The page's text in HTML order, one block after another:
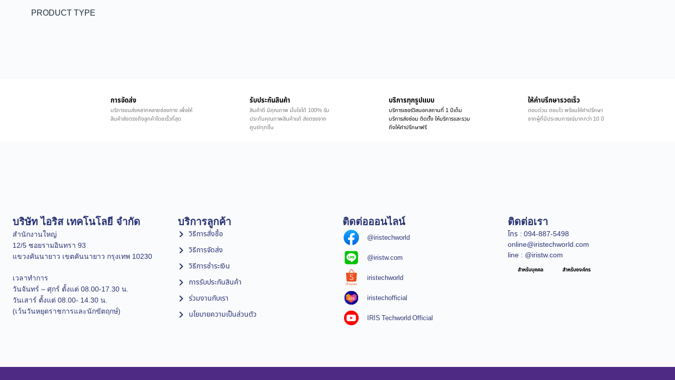
PRODUCT TYPE
การจัดส่ง
บริการขนส่งหลากหลายช่องทาง เพื่อให้
สินค้าส่งตรงถึงลูกค้าโดยเร็วที่สุด
รับประกันสินค้า
สินค้าดี มีคุณภาพ มั่นใจได้ 100% รับ
ประกันคุณภาพสินค้าแท้ ส่งตรงจาก
ศูนย์ทุกชิ้น
บริการทุกรูปแบบ
บริการเซอร์วิสนอกสถานที่ 1 ปีเต็ม
บริการส่งซ่อม ติดตั้ง ให้บริการและรวม
ถึงให้คำปรึกษาฟรี
ให้คำบรึกษารวดเร็ว
ตอบด่วน ตอบไว พร้อมให้คำปรึกษา
จากผู้ที่มีประสบการณ์มากกว่า 10 ปี
บริษัท ไอริส เทคโนโลยี จำกัด
สำนักงานใหญ่
12/5 ซอยรามอินทรา 93
แขวงคันนายาว เขตคันนายาว กรุงเทพ 10230
เวลาทำการ
วันจันทร์ – ศุกร์ ตั้งแต่ 08.00-17.30 น.
วันเสาร์ ตั้งแต่ 08.00- 14.30 น.
(เว้นวันหยุดราชการและนักขัตฤกษ์)
บริการลูกค้า
วิธีการสั่งซื้อ
วิธีการจัดส่ง
วิธีการชำระเงิน
การรับประกันสินค้า
ร่วมงานกับเรา
นโยบายความเป็นส่วนตัว
ติดต่อออนไลน์
@iristechworld
@iristw.com
iristechworld
iristechofficial
IRIS Techworld Official
ติดต่อเรา
โทร : 094-887-5498
online@iristechworld.com
line : @iristw.com
สำหรับบุคคล สำหรับองค์กร